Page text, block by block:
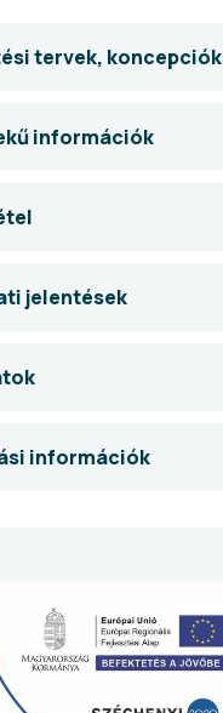
tervek, koncepciók
információk
jelentések
információk